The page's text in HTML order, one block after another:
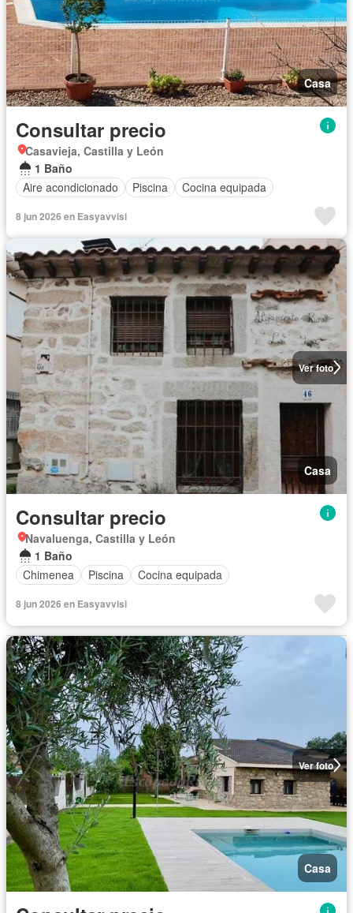
Casa
Consultar precio
Casavieja, Castilla y León
1 Baño
Aire acondicionado
Piscina Cocina equipada
8 jun 2026 en Easyavvisi
Ver foto
Casa
Consultar precio
Navaluenga, Castilla y León
1 Baño
Chimenea
Piscina Cocina equipada
8 jun 2026 en Easyavvisi
Ver foto
Casa